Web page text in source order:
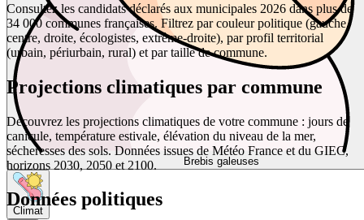
Brebis galeuses
Climat
Consultez les candidats déclarés aux municipales 2026 dans plus de
34 000 communes françaises. Filtrez par couleur politique (gauche,
centre, droite, écologistes, extrême-droite), par profil territorial
(urbain, périurbain, rural) et par taille de commune.
Projections climatiques par commune
Découvrez les projections climatiques de votre commune : jours de
canicule, température estivale, élévation du niveau de la mer,
sécheresses des sols. Données issues de Météo France et du GIEC,
horizons 2030, 2050 et 2100.
Données politiques